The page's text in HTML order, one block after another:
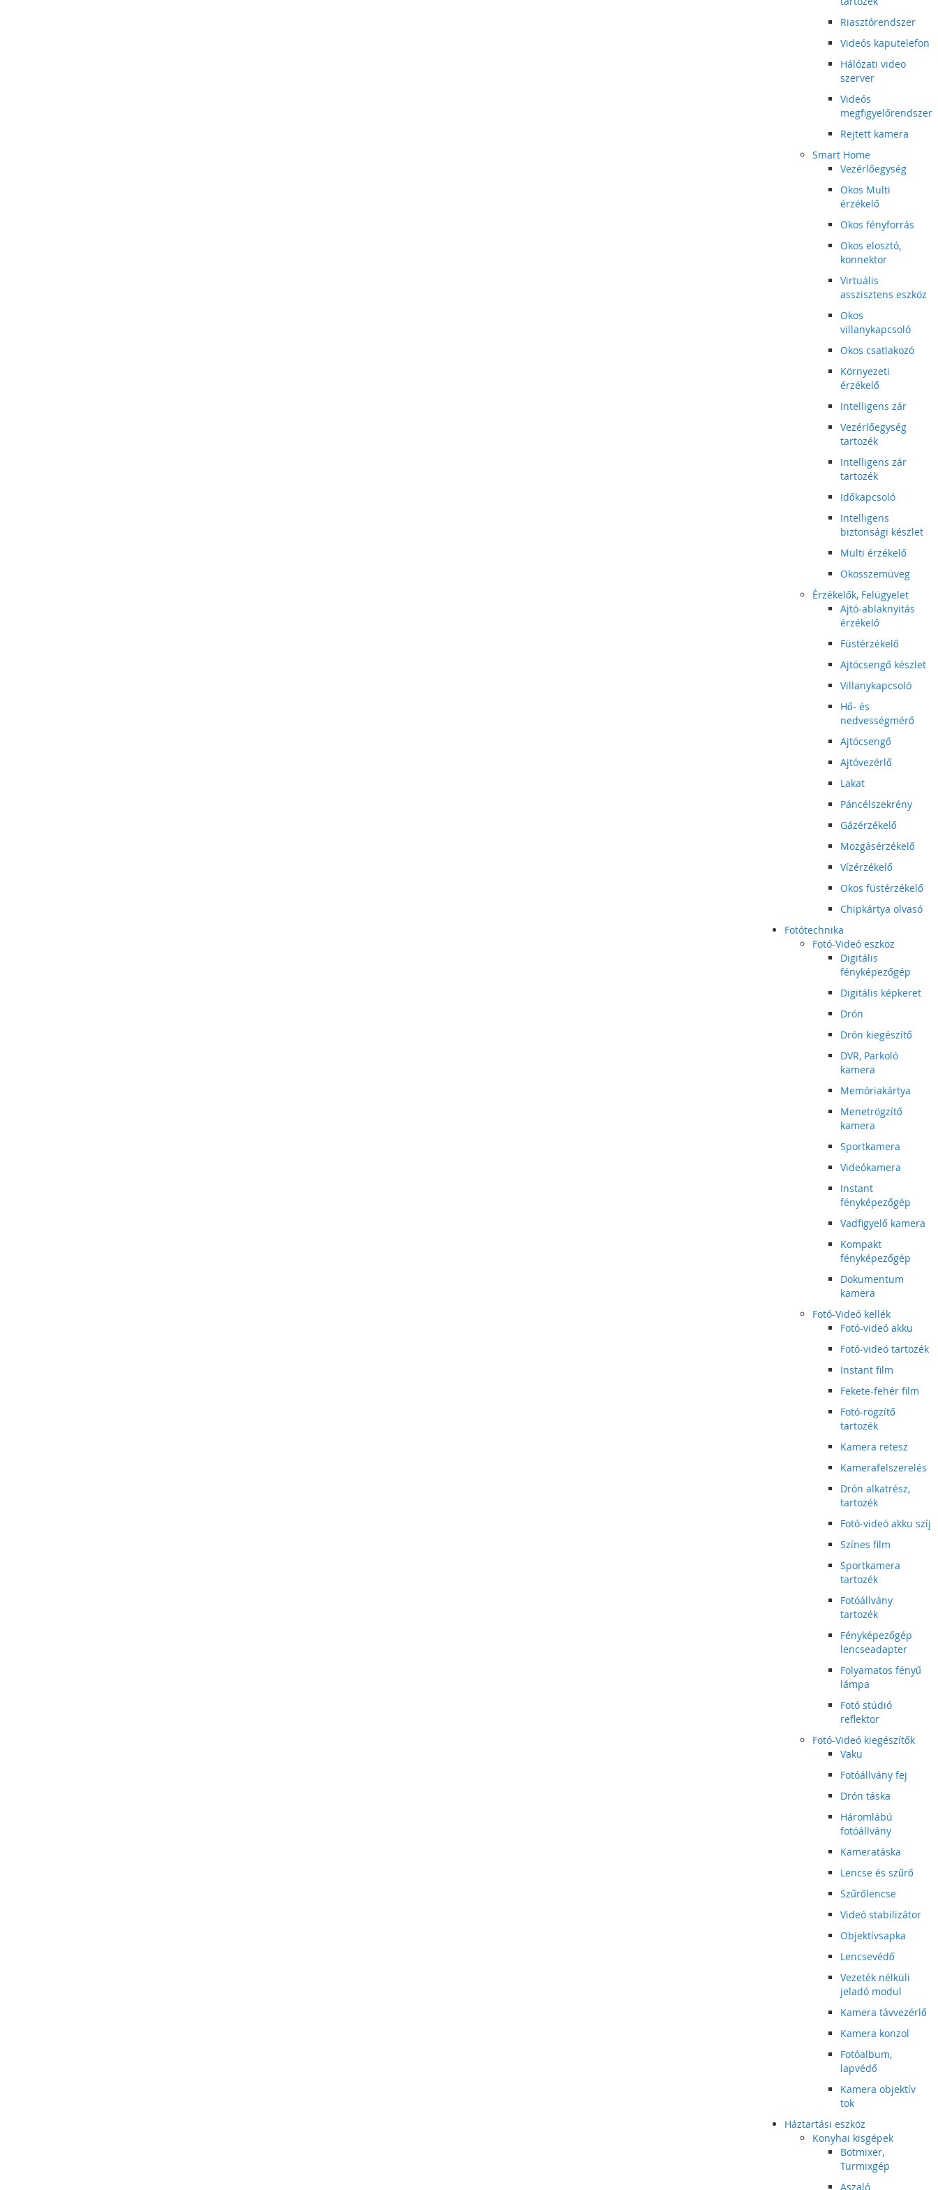
Riasztórendszer
Videós kaputelefon
Hálózati video
szerver
Videós
megfigyelőrendszer
Rejtett kamera
Smart Home
Vezérlőegység
Okos Multi
érzékelő
Okos fényforrás
Okos elosztó,
konnektor
Virtuális
asszisztens eszköz
Okos
villanykapcsoló
Okos csatlakozó
Környezeti
érzékelő
Intelligens zár
Vezérlőegység
tartozék
Intelligens zár
tartozék
Időkapcsoló
Intelligens
biztonsági készlet
Multi érzékelő
Okosszemüveg
Érzékelők, Felügyelet
Ajtó-ablaknyitás
érzékelő
Füstérzékelő
Ajtócsengő készlet
Villanykapcsoló
Hő- és
nedvességmérő
Ajtócsengő
Ajtóvezérlő
Lakat
Páncélszekrény
Gázérzékelő
Mozgásérzékelő
Vízérzékelő
Okos füstérzékelő
Chipkártya olvasó
Fotótechnika
Fotó-Videó eszköz
Digitális
fényképezőgép
Digitális képkeret
Drón
Drón kiegészítő
DVR, Parkoló
kamera
Memóriakártya
Menetrögzítő
kamera
Sportkamera
Videókamera
Instant
fényképezőgép
Vadfigyelő kamera
Kompakt
fényképezőgép
Dokumentum
kamera
Fotó-Videó kellék
Fotó-videó akku
Fotó-videó tartozék
Instant film
Fekete-fehér film
Fotó-rögzítő
tartozék
Kamera retesz
Kamerafelszerelés
Drón alkatrész,
tartozék
Fotó-videó akku szíj
Színes film
Sportkamera
tartozék
Fotóállvány
tartozék
Fényképezőgép
lencseadapter
Folyamatos fényű
lámpa
Fotó stúdió
reflektor
Fotó-Videó kiegészítők
Vaku
Fotóállvány fej
Drón táska
Háromlábú
fotóállvány
Kameratáska
Lencse és szűrő
Szűrőlencse
Videó stabilizátor
Objektívsapka
Lencsevédő
Vezeték nélküli
jeladó modul
Kamera távvezérlő
Kamera konzol
Fotóalbum,
lapvédő
Kamera objektív
tok
Háztartási eszköz
Konyhai kisgépek
Botmixer,
Turmixgép
Aszaló